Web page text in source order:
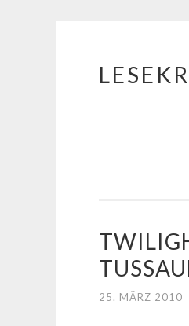
Springe
25. MÄRZ 2010